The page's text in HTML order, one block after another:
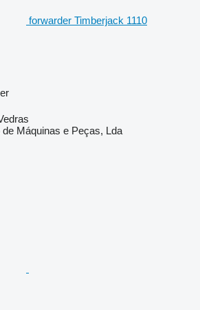
forwarder Timberjack 1110
Máquinas e Peças, Lda